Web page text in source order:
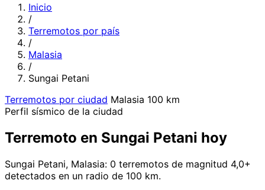
Inicio
/
Terremotos por país
/
Malasia
/
Sungai Petani
Terremotos por ciudad Malasia 100 km
Perfil sísmico de la ciudad
Terremoto en Sungai Petani hoy
Sungai Petani, Malasia: 0 terremotos de magnitud 4,0+
detectados en un radio de 100 km.